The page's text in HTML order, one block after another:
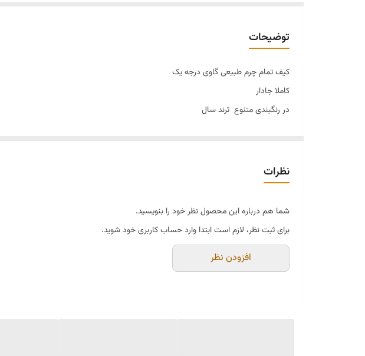
توضیحات
کیف تمام چرم طبیعی گاوی درجه یک
کاملا جادار
در رنگبندی متنوع ترند سال
نظرات
شما هم درباره این محصول نظر خود را بنویسید.
برای ثبت نظر، لازم است ابتدا وارد حساب کاربری خود شوید.
افزودن نظر